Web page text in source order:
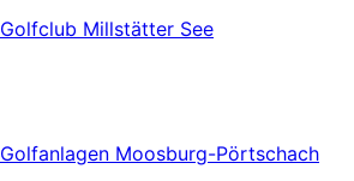
Golfclub Millstätter See
Golfanlagen Moosburg-Pörtschach